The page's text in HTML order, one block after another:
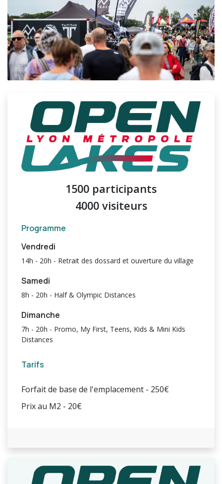
1500 participants
4000 visiteurs
Programme
Vendredi
14h - 20h - Retrait des dossard et ouverture du village
Samedi
8h - 20h - Half & Olympic Distances
Dimanche
7h - 20h - Promo, My First, Teens, Kids & Mini Kids
Distances
Tarifs
Forfait de base de l'emplacement - 250€
Prix au M2 - 20€